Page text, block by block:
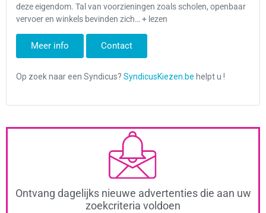
deze eigendom. Tal van voorzieningen zoals scholen, openbaar
vervoer en winkels bevinden zich… + lezen
Meer info Contact
Ontvang dagelijks nieuwe advertenties die aan uw
zoekcriteria voldoen